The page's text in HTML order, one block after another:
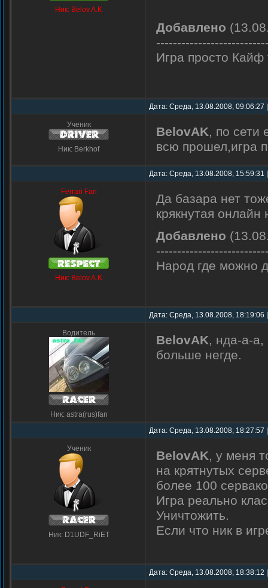
Ник: Belov.A.K
Добавлено
Игра просто
Дата: Среда, 13.08.2008,
Ученик
Ник: Berkhof
BelovAK, по сети
всю прошел,игра
Дата: Среда, 13.08.2008,
Ferrari Fan
Ник: Belov.A.K
Да базара нет
крякнутая онлайн
Добавлено
Народ где можно
Дата: Среда, 13.08.2008,
Водитель
Ник: astra(rus)fan
BelovAK, нда-а-а,
больше негде.
Дата: Среда, 13.08.2008,
Ученик
Ник: D1UDF_RiET
BelovAK, у меня
на крятнутых
более 100
Игра реально
Уничтожить.
Если что ник в
Дата: Среда, 13.08.2008,